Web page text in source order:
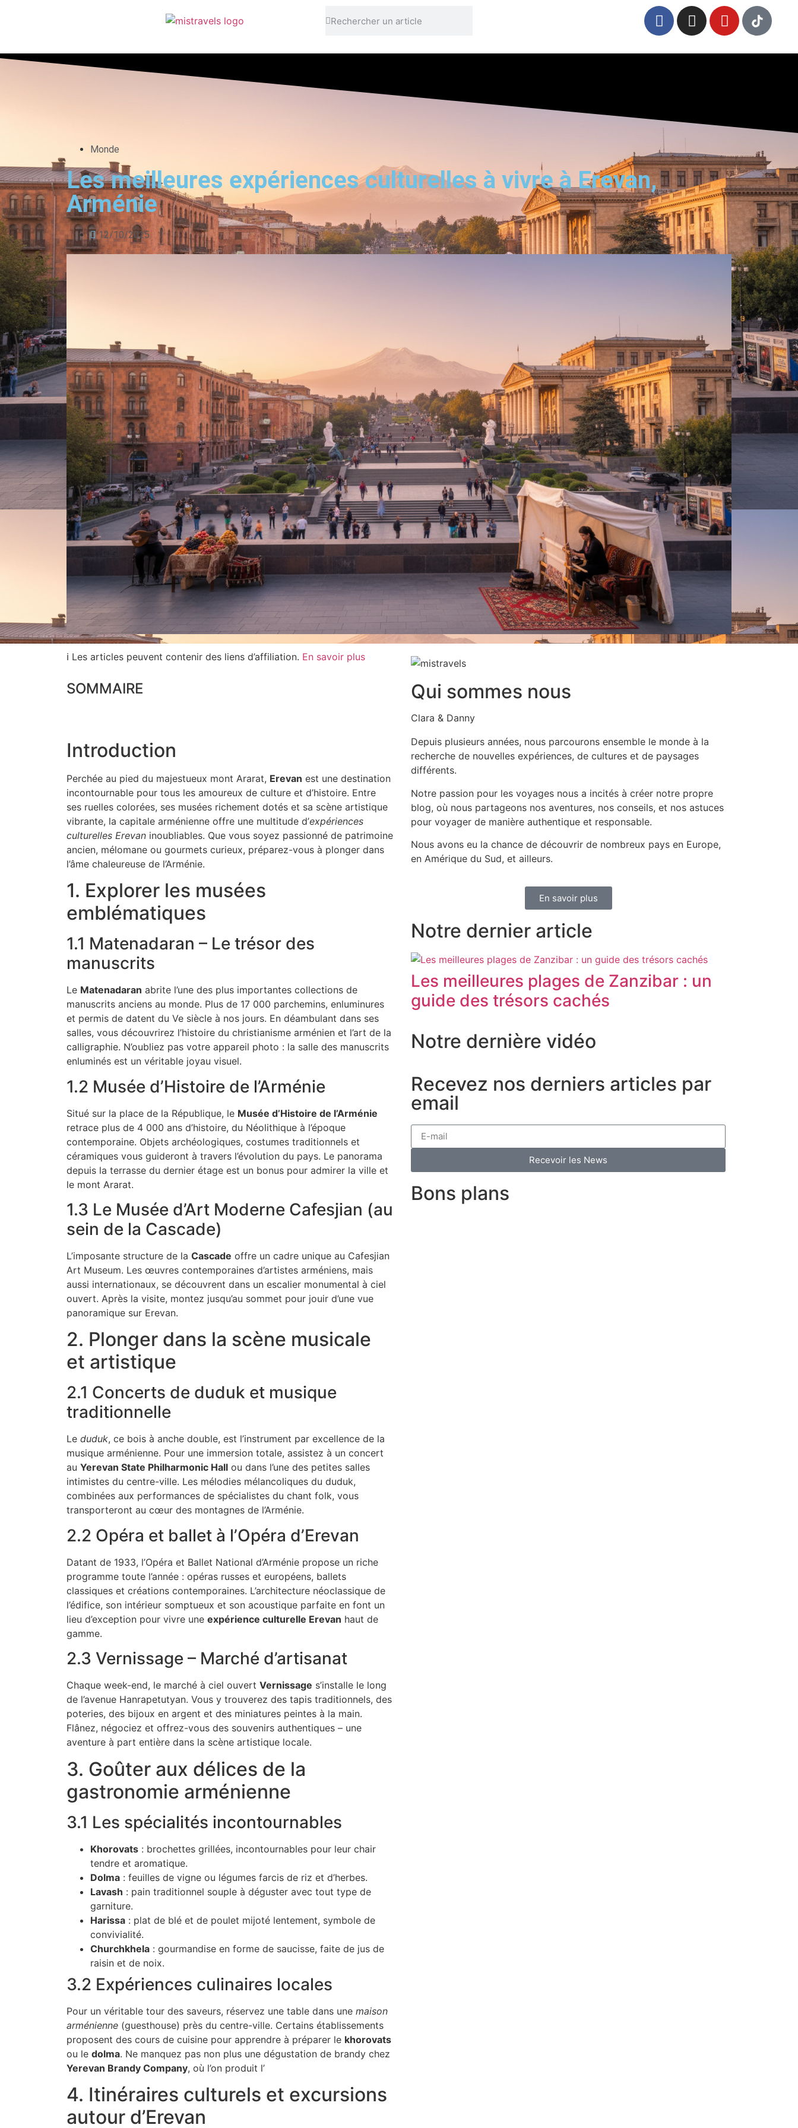
Monde
Les meilleures expériences culturelles à vivre à Erevan,
Arménie
12/10/2025
ℹ Les articles peuvent contenir des liens d’affiliation. En savoir plus
SOMMAIRE
Introduction
Perchée au pied du majestueux mont Ararat, Erevan est une destination
incontournable pour tous les amoureux de culture et d’histoire. Entre
ses ruelles colorées, ses musées richement dotés et sa scène artistique
vibrante, la capitale arménienne offre une multitude d’expériences
culturelles Erevan inoubliables. Que vous soyez passionné de patrimoine
ancien, mélomane ou gourmets curieux, préparez-vous à plonger dans
l’âme chaleureuse de l’Arménie.
1. Explorer les musées
emblématiques
1.1 Matenadaran – Le trésor des
manuscrits
Le Matenadaran abrite l’une des plus importantes collections de
manuscrits anciens au monde. Plus de 17 000 parchemins, enluminures
et permis de datent du Ve siècle à nos jours. En déambulant dans ses
salles, vous découvrirez l’histoire du christianisme arménien et l’art de la
calligraphie. N’oubliez pas votre appareil photo : la salle des manuscrits
enluminés est un véritable joyau visuel.
1.2 Musée d’Histoire de l’Arménie
Situé sur la place de la République, le Musée d’Histoire de l’Arménie
retrace plus de 4 000 ans d’histoire, du Néolithique à l’époque
contemporaine. Objets archéologiques, costumes traditionnels et
céramiques vous guideront à travers l’évolution du pays. Le panorama
depuis la terrasse du dernier étage est un bonus pour admirer la ville et
le mont Ararat.
1.3 Le Musée d’Art Moderne Cafesjian (au
sein de la Cascade)
L’imposante structure de la Cascade offre un cadre unique au Cafesjian
Art Museum. Les œuvres contemporaines d’artistes arméniens, mais
aussi internationaux, se découvrent dans un escalier monumental à ciel
ouvert. Après la visite, montez jusqu’au sommet pour jouir d’une vue
panoramique sur Erevan.
2. Plonger dans la scène musicale
et artistique
2.1 Concerts de duduk et musique
traditionnelle
Le duduk, ce bois à anche double, est l’instrument par excellence de la
musique arménienne. Pour une immersion totale, assistez à un concert
au Yerevan State Philharmonic Hall ou dans l’une des petites salles
intimistes du centre-ville. Les mélodies mélancoliques du duduk,
combinées aux performances de spécialistes du chant folk, vous
transporteront au cœur des montagnes de l’Arménie.
2.2 Opéra et ballet à l’Opéra d’Erevan
Datant de 1933, l’Opéra et Ballet National d’Arménie propose un riche
programme toute l’année : opéras russes et européens, ballets
classiques et créations contemporaines. L’architecture néoclassique de
l’édifice, son intérieur somptueux et son acoustique parfaite en font un
lieu d’exception pour vivre une expérience culturelle Erevan haut de
gamme.
2.3 Vernissage – Marché d’artisanat
Chaque week-end, le marché à ciel ouvert Vernissage s’installe le long
de l’avenue Hanrapetutyan. Vous y trouverez des tapis traditionnels, des
poteries, des bijoux en argent et des miniatures peintes à la main.
Flânez, négociez et offrez-vous des souvenirs authentiques – une
aventure à part entière dans la scène artistique locale.
3. Goûter aux délices de la
gastronomie arménienne
3.1 Les spécialités incontournables
Khorovats : brochettes grillées, incontournables pour leur chair
tendre et aromatique.
Dolma : feuilles de vigne ou légumes farcis de riz et d’herbes.
Lavash : pain traditionnel souple à déguster avec tout type de
garniture.
Harissa : plat de blé et de poulet mijoté lentement, symbole de
convivialité.
Churchkhela : gourmandise en forme de saucisse, faite de jus de
raisin et de noix.
3.2 Expériences culinaires locales
Pour un véritable tour des saveurs, réservez une table dans une maison
arménienne (guesthouse) près du centre-ville. Certains établissements
proposent des cours de cuisine pour apprendre à préparer le khorovats
ou le dolma. Ne manquez pas non plus une dégustation de brandy chez
Yerevan Brandy Company, où l’on produit l’
4. Itinéraires culturels et excursions
autour d’Erevan
Qui sommes nous
Clara & Danny
Depuis plusieurs années, nous parcourons ensemble le monde à la
recherche de nouvelles expériences, de cultures et de paysages
différents.
Notre passion pour les voyages nous a incités à créer notre propre
blog, où nous partageons nos aventures, nos conseils, et nos astuces
pour voyager de manière authentique et responsable.
Nous avons eu la chance de découvrir de nombreux pays en Europe,
en Amérique du Sud, et ailleurs.
En savoir plus
Notre dernier article
Les meilleures plages de Zanzibar : un
guide des trésors cachés
Notre dernière vidéo
Recevez nos derniers articles par
email
Recevoir les News
Bons plans